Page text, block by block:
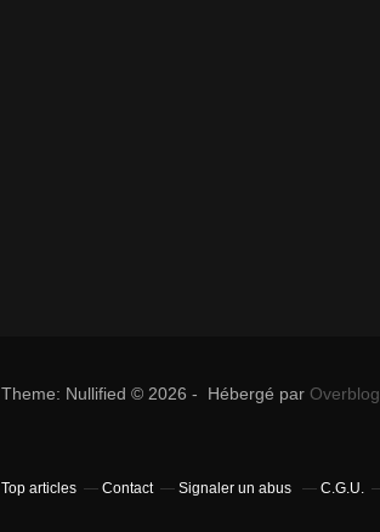
Theme: Nullified © 2026 - Hébergé par Overblog
Top articles Contact Signaler un abus C.G.U.